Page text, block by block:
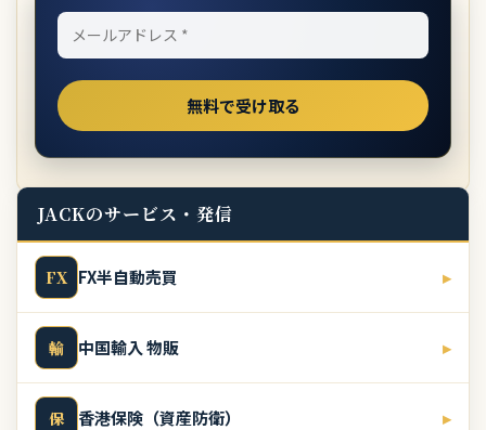
JACKのサービス・発信
FX FX半自動売買 ▸
輸 中国輸入 物販 ▸
保 香港保険（資産防衛） ▸